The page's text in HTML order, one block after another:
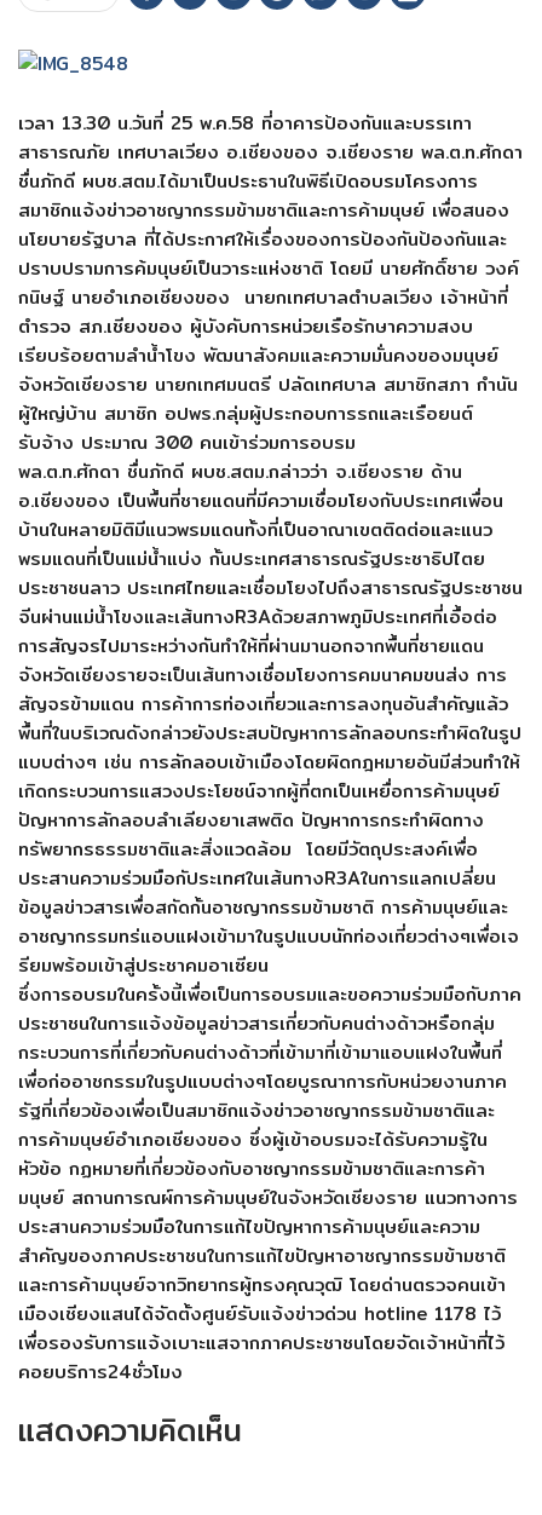
เวลา 13.30 น.วันที่ 25 พ.ค.58 ที่อาคารป้องกันและบรรเทา
สาธารณภัย เทศบาลเวียง อ.เชียงของ จ.เชียงราย พล.ต.ท.ศักดา
ชื่นภักดี ผบช.สตม.ได้มาเป็นประธานในพิธีเปิดอบรมโครงการ
สมาชิกแจ้งข่าวอาชญากรรมข้ามชาติและการค้ามนุษย์ เพื่อสนอง
นโยบายรัฐบาล ที่ได้ประกาศให้เรื่องของการป้องกันป้องกันและ
ปราบปรามการค้มนุษย์เป็นวาระแห่งชาติ โดยมี นายศักดิ์ชาย วงค์
กนิษฐ์ นายอำเภอเชียงของ นายกเทศบาลตำบลเวียง เจ้าหน้าที่
ตำรวจ สภ.เชียงของ ผู้บังคับการหน่วยเรือรักษาความสงบ
เรียบร้อยตามลำน้ำโขง พัฒนาสังคมและความมั่นคงของมนุษย์
จังหวัดเชียงราย นายกเทศมนตรี ปลัดเทศบาล สมาชิกสภา กำนัน
ผู้ใหญ่บ้าน สมาชิก อปพร.กลุ่มผู้ประกอบการรถและเรือยนต์
รับจ้าง ประมาณ 300 คนเข้าร่วมการอบรม
พล.ต.ท.ศักดา ชื่นภักดี ผบช.สตม.กล่าวว่า จ.เชียงราย ด้าน
อ.เชียงของ เป็นพื้นที่ชายแดนที่มีความเชื่อมโยงกับประเทศเพื่อน
บ้านในหลายมิติมีแนวพรมแดนทั้งที่เป็นอาณาเขตติดต่อและแนว
พรมแดนที่เป็นแม่น้ำแบ่ง กั้นประเทศสาธารณรัฐประชาธิปไตย
ประชาชนลาว ประเทศไทยและเชื่อมโยงไปถึงสาธารณรัฐประชาชน
จีนผ่านแม่น้ำโขงและเส้นทางR3Aด้วยสภาพภูมิประเทศที่เอื้อต่อ
การสัญจรไปมาระหว่างกันทำให้ที่ผ่านมานอกจากพื้นที่ชายแดน
จังหวัดเชียงรายจะเป็นเส้นทางเชื่อมโยงการคมนาคมขนส่ง การ
สัญจรข้ามแดน การค้าการท่องเที่ยวและการลงทุนอันสำคัญแล้ว
พื้นที่ในบริเวณดังกล่าวยังประสบปัญหาการลักลอบกระทำผิดในรูป
แบบต่างๆ เช่น การลักลอบเข้าเมืองโดยผิดกฎหมายอันมีส่วนทำให้
เกิดกระบวนการแสวงประโยชน์จากผู้ที่ตกเป็นเหยื่อการค้ามนุษย์
ปัญหาการลักลอบลำเลียงยาเสพติด ปัญหาการกระทำผิดทาง
ทรัพยากรธรรมชาติและสิ่งแวดล้อม โดยมีวัตถุประสงค์เพื่อ
ประสานความร่วมมือกัประเทศในเส้นทางR3Aในการแลกเปลี่ยน
ข้อมูลข่าวสารเพื่อสกัดกั้นอาชญากรรมข้ามชาติ การค้ามนุษย์และ
อาชญากรรมทร่แอบแฝงเข้ามาในรูปแบบนักท่องเที่ยวต่างๆเพื่อเจ
รียมพร้อมเข้าสู่ประชาคมอาเซียน
ซึ่งการอบรมในครั้งนี้เพื่อเป็นการอบรมและขอความร่วมมือกับภาค
ประชาชนในการแจ้งข้อมูลข่าวสารเกี่ยวกับคนต่างด้าวหรือกลุ่ม
กระบวนการที่เกี่ยวกับคนต่างด้าวที่เข้ามาที่เข้ามาแอบแฝงในพื้นที่
เพื่อก่ออาชกรรมในรูปแบบต่างๆโดยบูรณาการกับหน่วยงานภาค
รัฐที่เกี่ยวข้องเพื่อเป็นสมาชิกแจ้งข่าวอาชญากรรมข้ามชาติและ
การค้ามนุษย์อำเภอเชียงของ ซึ่งผู้เข้าอบรมจะได้รับความรู้ใน
หัวข้อ กฏหมายที่เกี่ยวข้องกับอาชญากรรมข้ามชาติและการค้า
มนุษย์ สถานการณผ์การค้ามนุษย์ในจังหวัดเชียงราย แนวทางการ
ประสานความร่วมมือในการแก้ไขปัญหาการค้ามนุษย์และความ
สำคัญของภาคประชาชนในการแก้ไขปัญหาอาชญากรรมข้ามชาติ
และการค้ามนุษย์จากวิทยากรผู้ทรงคุณวุฒิ โดยด่านตรวจคนเข้า
เมืองเชียงแสนได้จัดตั้งศูนย์รับแจ้งข่าวด่วน hotline 1178 ไว้
เพื่อรองรับการแจ้งเบาะแสจากภาคประชาชนโดยจัดเจ้าหน้าที่ไว้
คอยบริการ24ชั่วโมง
แสดงความคิดเห็น